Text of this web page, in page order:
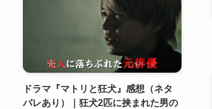
ドラマ『マトリと狂犬』感想（ネタ
バレあり）｜狂犬2匹に挟まれた男の